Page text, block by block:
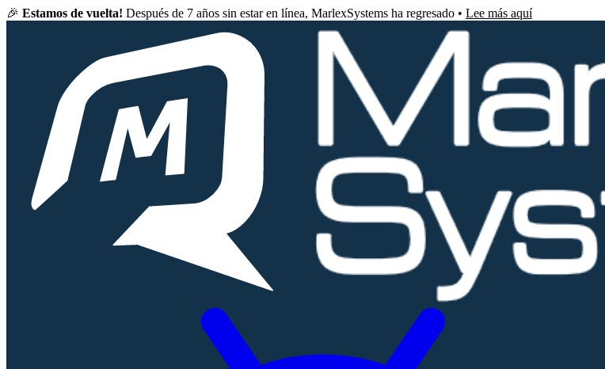
🎉 Estamos de vuelta! Después de 7 años sin estar en línea, MarlexSystems ha regresado • Lee más aquí